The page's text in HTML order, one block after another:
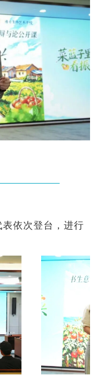
依次登台，进行